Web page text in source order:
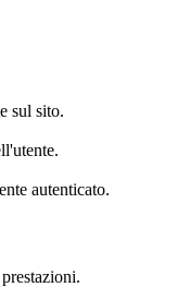
sul sito.
autenticato.